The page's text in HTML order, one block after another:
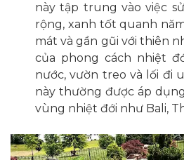
này tập trung vào việc
rộng, xanh tốt quanh
mát và gần gũi với thiên
của phong cách nhiệt
nước, vườn treo và lối đi
này thường được áp
vùng nhiệt đới như Bali,